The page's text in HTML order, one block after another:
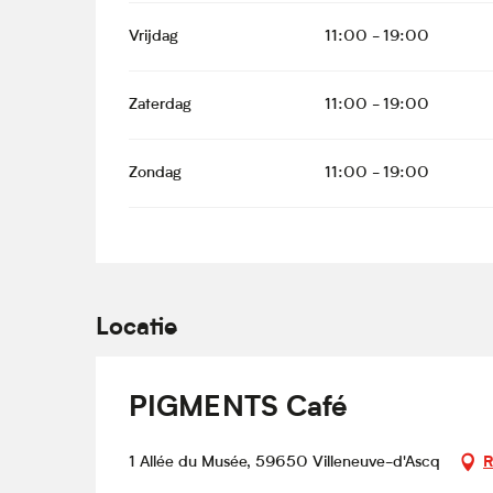
Vrijdag 11:00 - 19:00
Zaterdag 11:00 - 19:00
Zondag 11:00 - 19:00
Locatie
PIGMENTS Café
1 Allée du Musée, 59650 Villeneuve-d'Ascq